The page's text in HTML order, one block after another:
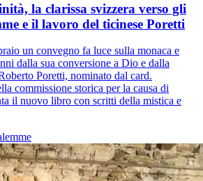
la clarissa svizzera verso gli
e il lavoro del ticinese Poretti
un convegno fa luce sulla monaca e
dalla sua conversione a Dio e dalla
Poretti, nominato dal card.
commissione storica per la causa di
il nuovo libro con scritti della mistica e